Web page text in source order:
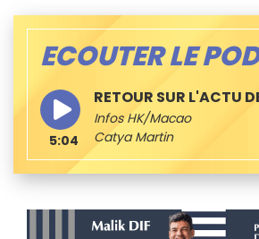
ECOUTER LE
RETOUR SUR L'ACTU
Infos HK/Macao
Catya Martin
5:04